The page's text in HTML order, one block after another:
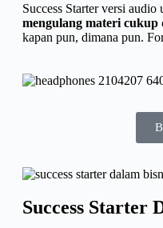
Success Starter versi audio
mengulang materi cukup
kapan pun, dimana pun.
Success Starter